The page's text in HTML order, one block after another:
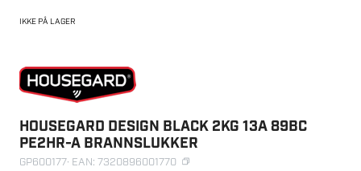
IKKE PÅ LAGER
HOUSEGARD DESIGN BLACK 2KG 13A 89BC
PE2HR-A BRANNSLUKKER
GP600177· EAN: 7320896001770